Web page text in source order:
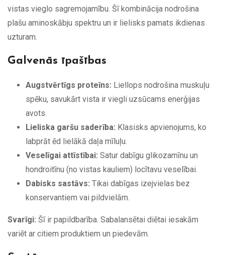
vistas vieglo sagremojamību. Šī kombinācija nodrošina
plašu aminoskābju spektru un ir lielisks pamats ikdienas
uzturam.
Galvenās īpašības
Augstvērtīgs proteīns: Liellops nodrošina muskuļu
spēku, savukārt vista ir viegli uzsūcams enerģijas
avots.
Lieliska garšu saderība: Klasisks apvienojums, ko
labprāt ēd lielākā daļa mīluļu.
Veselīgai attīstībai: Satur dabīgu glikozamīnu un
hondroitīnu (no vistas kauliem) locītavu veselībai.
Dabisks sastāvs: Tikai dabīgas izejvielas bez
konservantiem vai pildvielām.
Svarīgi: Šī ir papildbarība. Sabalansētai diētai iesakām
variēt ar citiem produktiem un piedevām.